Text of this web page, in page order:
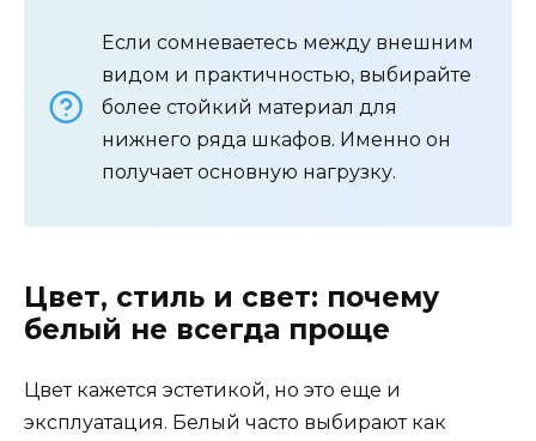
Если сомневаетесь между внешним
видом и практичностью, выбирайте
более стойкий материал для
нижнего ряда шкафов. Именно он
получает основную нагрузку.
Цвет, стиль и свет: почему
белый не всегда проще
Цвет кажется эстетикой, но это еще и
эксплуатация. Белый часто выбирают как